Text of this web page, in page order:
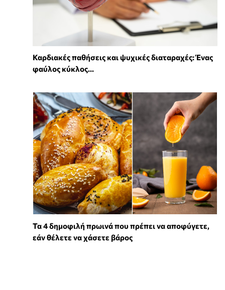
Καρδιακές παθήσεις και ψυχικές διαταραχές: Ένας
φαύλος κύκλος...
Τα 4 δημοφιλή πρωινά που πρέπει να αποφύγετε,
εάν θέλετε να χάσετε βάρος